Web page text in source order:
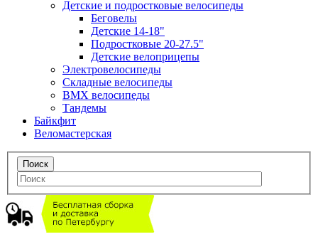
Детские и подростковые велосипеды
Беговелы
Детские 14-18"
Подростковые 20-27.5"
Детские велоприцепы
Электровелосипеды
Складные велосипеды
BMX велосипеды
Тандемы
Байкфит
Веломастерская